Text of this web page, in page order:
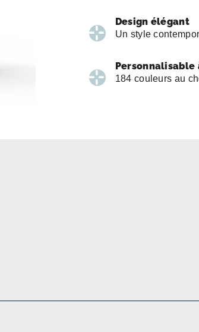
Design élégant
Un style
Personnalisable
184 couleurs au